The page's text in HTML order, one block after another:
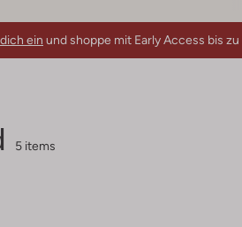
ein und shoppe mit Early Access bis zu
5 items